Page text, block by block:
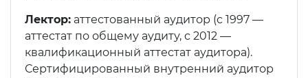
Лектор: аттестованный аудитор (c 1997 —
аттестат по общему аудиту, c 2012 —
квалификационный аттестат аудитора).
Сертифицированный внутренний аудитор